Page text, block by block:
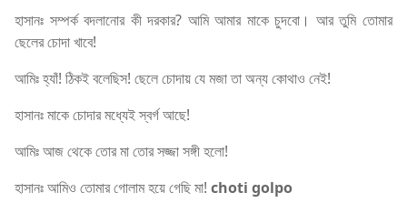
হাসানঃ সম্পর্ক বদলানোর কী দরকার? আমি আমার মাকে চুদবো। আর তুমি তোমার
ছেলের চোদা খাবে!
আমিঃ হ্যাঁ! ঠিকই বলেছিস! ছেলে চোদায় যে মজা তা অন্য কোথাও নেই!
হাসানঃ মাকে চোদার মধ্যেই স্বর্গ আছে!
আমিঃ আজ থেকে তোর মা তোর সজ্জা সঙ্গী হলো!
হাসানঃ আমিও তোমার গোলাম হয়ে গেছি মা! choti golpo